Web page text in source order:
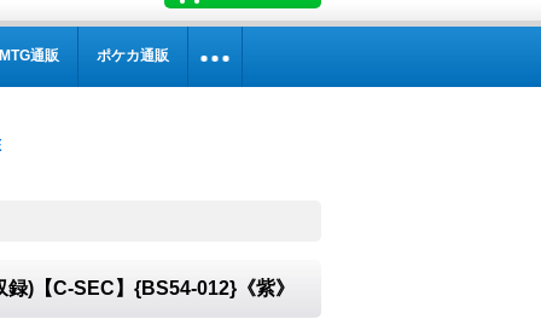
MTG通販 ポケカ通販
)【C-SEC】{BS54-012}《紫》